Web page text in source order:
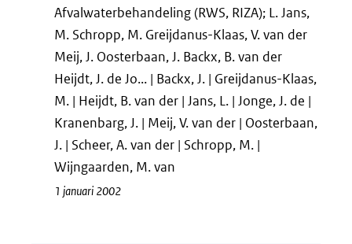
Afvalwaterbehandeling (RWS, RIZA); L. Jans,
M. Schropp, M. Greijdanus-Klaas, V. van der
Meij, J. Oosterbaan, J. Backx, B. van der
Heijdt, J. de Jo... | Backx, J. | Greijdanus-Klaas,
M. | Heijdt, B. van der | Jans, L. | Jonge, J. de |
Kranenbarg, J. | Meij, V. van der | Oosterbaan,
J. | Scheer, A. van der | Schropp, M. |
Wijngaarden, M. van
1 januari 2002